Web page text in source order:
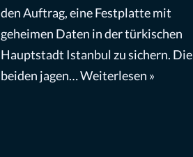
den Auftrag, eine Festplatte mit
geheimen Daten in der türkischen
Hauptstadt Istanbul zu sichern. Die
beiden jagen…Weiterlesen »